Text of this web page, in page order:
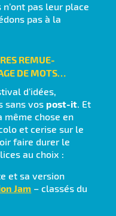
pas leur place
pas à la
REMUE-
DE MOTS…
d’idées,
sans vos post-it. Et
même chose en
et cerise sur le
faire durer le
au choix :
et sa version
Jam – classés du